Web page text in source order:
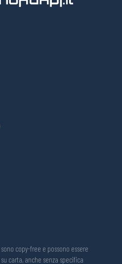
copy-free e possono essere
carta, anche senza specifica